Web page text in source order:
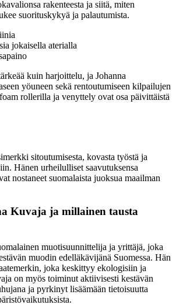
rakenteesta ja siitä, miten
suorituskykyä ja palautumista.
jokaisella aterialla
kuin harjoittelu, ja Johanna
yöuneen sekä rentoutumiseen kilpailujen
rollerilla ja venyttely ovat osa päivittäistä
sitoutumisesta, kovasta työstä ja
Hänen urheilulliset saavutuksensa
nostaneet suomalaista juoksua maailman
Kuvaja ja millainen tausta
muotisuunnittelija ja yrittäjä, joka
muodin edelläkävijänä Suomessa. Hän
joka keskittyy ekologisiin ja
on myös toiminut aktiivisesti kestävän
ja pyrkinyt lisäämään tietoisuutta